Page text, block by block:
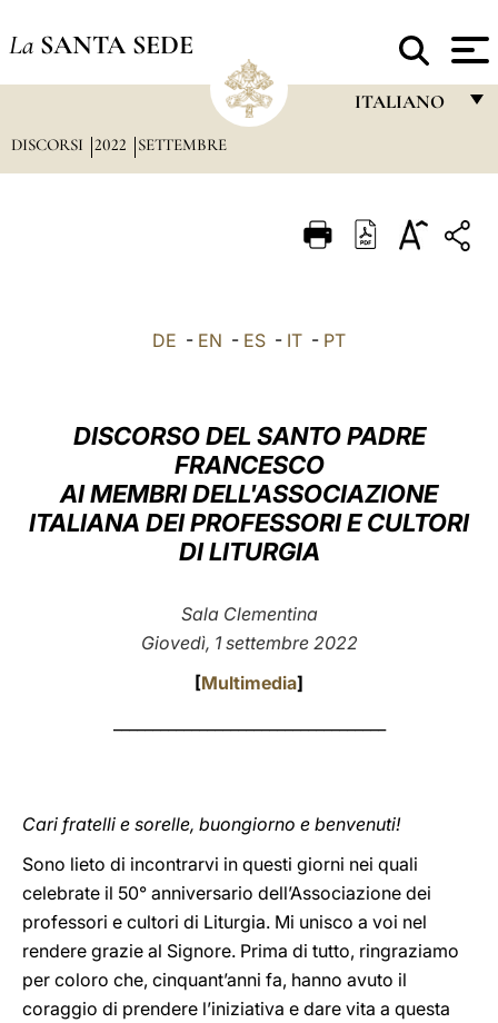
La SANTA SEDE
ITALIANO
ITALIANO
العربيّة
中文
LATINE
DISCORSI 2022 SETTEMBRE
DE - EN - ES - IT - PT
DISCORSO DEL SANTO PADRE
FRANCESCO
AI MEMBRI DELL'ASSOCIAZIONE
ITALIANA DEI PROFESSORI E CULTORI
DI LITURGIA
Sala Clementina
Giovedì, 1 settembre 2022
[Multimedia]
Cari fratelli e sorelle, buongiorno e benvenuti!
Sono lieto di incontrarvi in questi giorni nei quali
celebrate il 50° anniversario dell’Associazione dei
professori e cultori di Liturgia. Mi unisco a voi nel
rendere grazie al Signore. Prima di tutto, ringraziamo
per coloro che, cinquant’anni fa, hanno avuto il
coraggio di prendere l’iniziativa e dare vita a questa